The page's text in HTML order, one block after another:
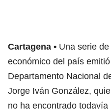
Cartagena
Una serie
económico del país
Departamento Nacional
Jorge Iván González,
no ha encontrado